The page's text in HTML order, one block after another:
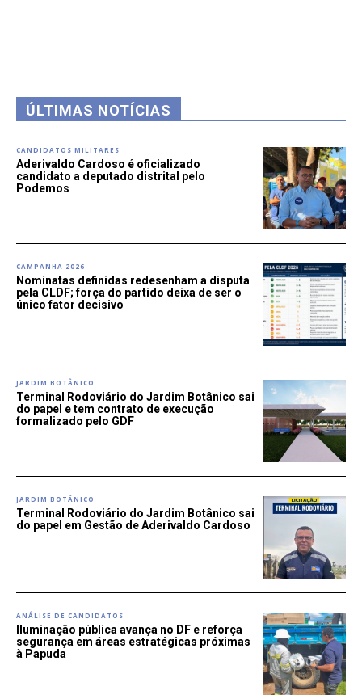
ÚLTIMAS NOTÍCIAS
CANDIDATOS MILITARES
Aderivaldo Cardoso é oficializado
candidato a deputado distrital pelo
Podemos
CAMPANHA 2026
Nominatas definidas redesenham a disputa
pela CLDF; força do partido deixa de ser o
único fator decisivo
JARDIM BOTÂNICO
Terminal Rodoviário do Jardim Botânico sai
do papel e tem contrato de execução
formalizado pelo GDF
JARDIM BOTÂNICO
Terminal Rodoviário do Jardim Botânico sai
do papel em Gestão de Aderivaldo Cardoso
ANÁLISE DE CANDIDATOS
Iluminação pública avança no DF e reforça
segurança em áreas estratégicas próximas
à Papuda